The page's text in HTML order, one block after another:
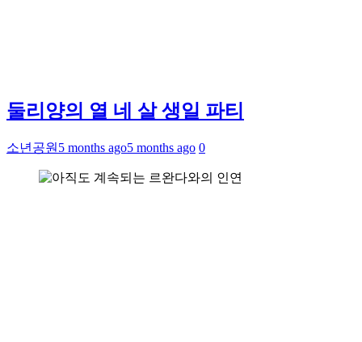
둘리양의 열 네 살 생일 파티
소년공원 5 months ago5 months ago 0